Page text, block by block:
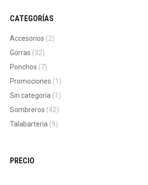
CATEGORÍAS
Accesorios (2)
Gorras (32)
Ponchos (7)
Promociones (1)
Sin categoría (1)
Sombreros (42)
Talabarteria (9)
PRECIO